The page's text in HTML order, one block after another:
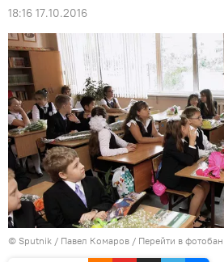
18:16 17.10.2016
© Sputnik / Павел Комаров / Перейти в